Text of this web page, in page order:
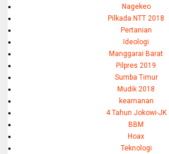
Nagekeo
Pilkada NTT 2018
Pertanian
Ideologi
Manggarai Barat
Pilpres 2019
Sumba Timur
Mudik 2018
keamanan
4 Tahun Jokowi-JK
BBM
Hoax
Teknologi